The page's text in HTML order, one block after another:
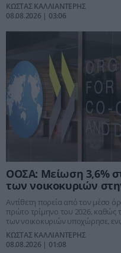
ΚΩΣΤΑΣ ΚΑΛΛΙΑΝΤΕΡΗΣ
08.08.2026 | 03:06
ΟΟΣΑ: Μείωση 3,6%
των νοικοκυριών
Αντίθετη πορεία από τον μέσο
πρώτο τρίμηνο του 2026, καθώς
των νοικοκυριών υποχώρησε,
αυξήθηκε κατά 0,6%.
ΚΩΣΤΑΣ ΚΑΛΛΙΑΝΤΕΡΗΣ
08.08.2026 | 01:08